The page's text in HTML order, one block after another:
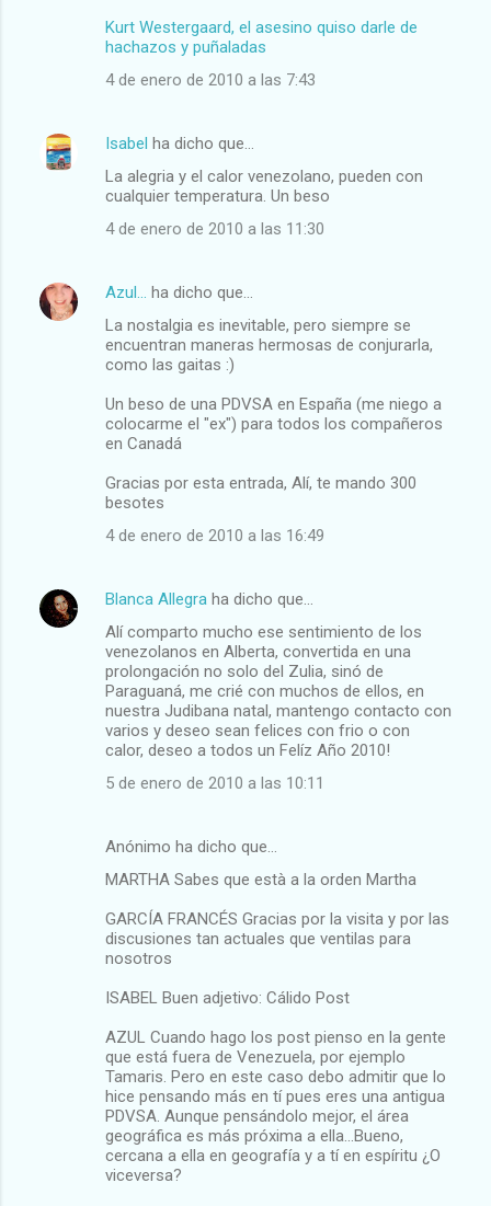
Kurt Westergaard, el asesino quiso darle de
hachazos y puñaladas
4 de enero de 2010 a las 7:43
Isabel ha dicho que…
La alegria y el calor venezolano, pueden con
cualquier temperatura. Un beso
4 de enero de 2010 a las 11:30
Azul... ha dicho que…
La nostalgia es inevitable, pero siempre se
encuentran maneras hermosas de conjurarla,
como las gaitas :)
Un beso de una PDVSA en España (me niego a
colocarme el "ex") para todos los compañeros
en Canadá
Gracias por esta entrada, Alí, te mando 300
besotes
4 de enero de 2010 a las 16:49
Blanca Allegra ha dicho que…
Alí comparto mucho ese sentimiento de los
venezolanos en Alberta, convertida en una
prolongación no solo del Zulia, sinó de
Paraguaná, me crié con muchos de ellos, en
nuestra Judibana natal, mantengo contacto con
varios y deseo sean felices con frio o con
calor, deseo a todos un Felíz Año 2010!
5 de enero de 2010 a las 10:11
Anónimo ha dicho que…
MARTHA Sabes que està a la orden Martha
GARCÍA FRANCÉS Gracias por la visita y por las
discusiones tan actuales que ventilas para
nosotros
ISABEL Buen adjetivo: Cálido Post
AZUL Cuando hago los post pienso en la gente
que está fuera de Venezuela, por ejemplo
Tamaris. Pero en este caso debo admitir que lo
hice pensando más en tí pues eres una antigua
PDVSA. Aunque pensándolo mejor, el área
geográfica es más próxima a ella...Bueno,
cercana a ella en geografía y a tí en espíritu ¿O
viceversa?